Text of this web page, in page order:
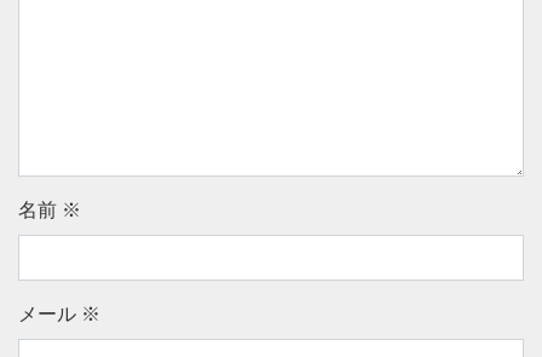
名前 ※
メール ※